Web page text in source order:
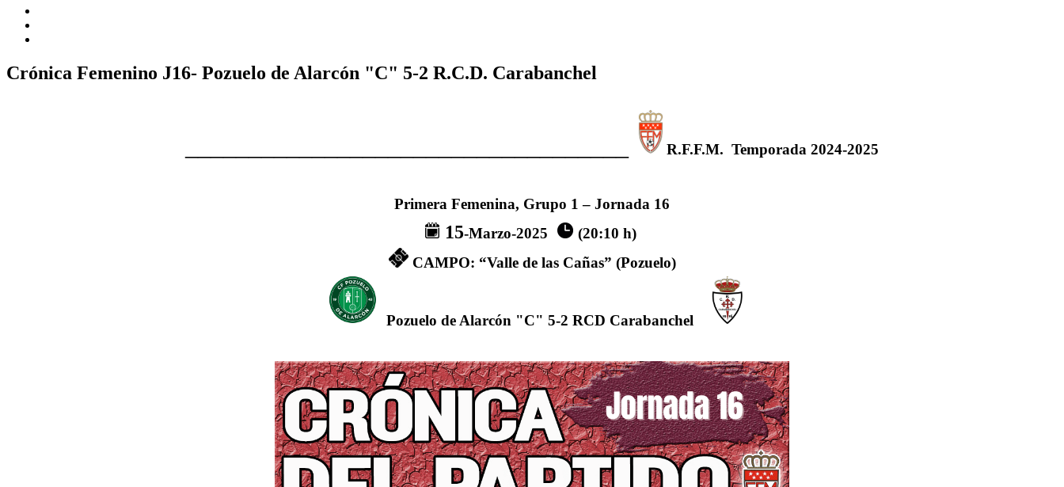
Crónica Femenino J16- Pozuelo de Alarcón "C" 5-2 R.C.D. Carabanchel
R.F.F.M. Temporada 2024-2025
Primera Femenina, Grupo 1 – Jornada 16
15-Marzo-2025
(20:10 h)
CAMPO: “Valle de las Cañas” (Pozuelo)
Pozuelo de Alarcón "C" 5-2 RCD Carabanchel